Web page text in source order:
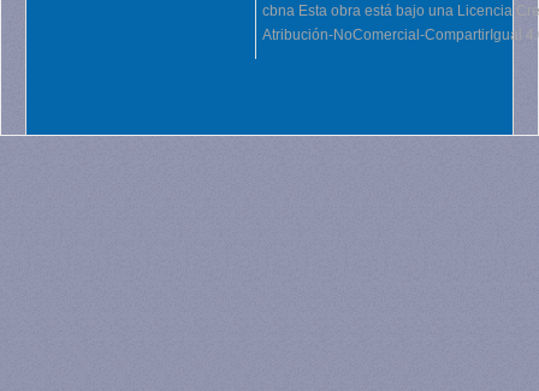
cbna Esta obra está bajo una Licencia
Atribución-NoComercial-CompartirIgual